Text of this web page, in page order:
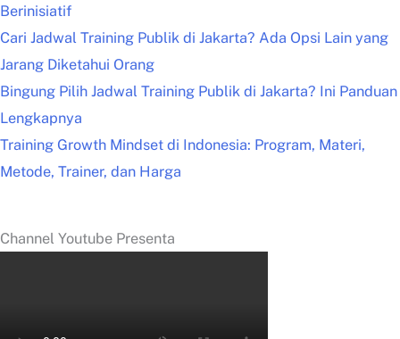
Berinisiatif
Cari Jadwal Training Publik di Jakarta? Ada Opsi Lain yang
Jarang Diketahui Orang
Bingung Pilih Jadwal Training Publik di Jakarta? Ini Panduan
Lengkapnya
Training Growth Mindset di Indonesia: Program, Materi,
Metode, Trainer, dan Harga
Channel Youtube Presenta